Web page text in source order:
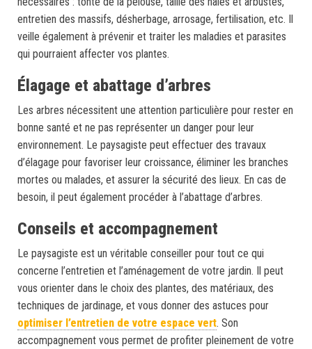
entretien des massifs, désherbage, arrosage, fertilisation, etc. Il
veille également à prévenir et traiter les maladies et parasites
qui pourraient affecter vos plantes.
Élagage et abattage d’arbres
Les arbres nécessitent une attention particulière pour rester en
bonne santé et ne pas représenter un danger pour leur
environnement. Le paysagiste peut effectuer des travaux
d’élagage pour favoriser leur croissance, éliminer les branches
mortes ou malades, et assurer la sécurité des lieux. En cas de
besoin, il peut également procéder à l’abattage d’arbres.
Conseils et accompagnement
Le paysagiste est un véritable conseiller pour tout ce qui
concerne l’entretien et l’aménagement de votre jardin. Il peut
vous orienter dans le choix des plantes, des matériaux, des
techniques de jardinage, et vous donner des astuces pour
optimiser l’entretien de votre espace vert. Son
accompagnement vous permet de profiter pleinement de votre